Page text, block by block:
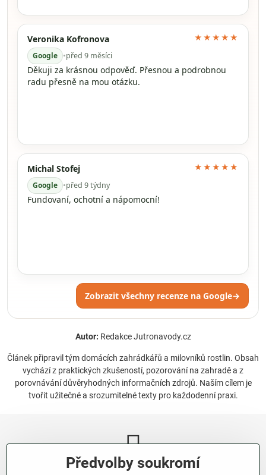
Veronika Kofronova
Google •před 9 měsíci
★★★★★
Děkuji za krásnou odpověď. Přesnou a podrobnou
radu přesně na mou otázku.
Michal Stofej
Google •před 9 týdny
★★★★★
Fundovaní, ochotní a nápomocní!
Zobrazit všechny recenze na Google→
Autor: Redakce Jutronavody.cz
Článek připravil tým domácích zahrádkářů a milovníků rostlin. Obsah
vychází z praktických zkušeností, pozorování na zahradě a z
porovnávání důvěryhodných informačních zdrojů. Naším cílem je
tvořit užitečné a srozumitelné texty pro každodenní praxi.
Předvolby soukromí